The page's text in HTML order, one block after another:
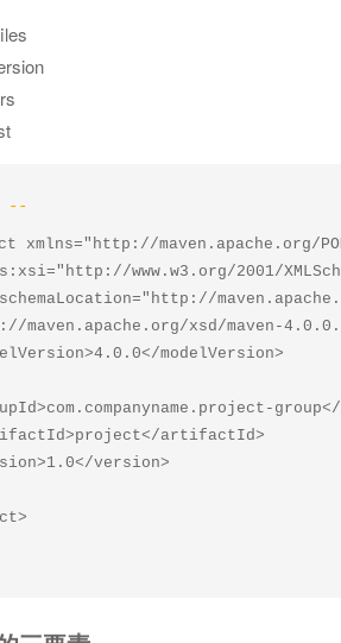
xmlns="http://maven.apache.org/